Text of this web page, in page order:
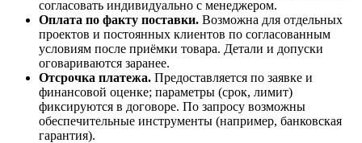
согласовать индивидуально с менеджером.
Оплата по факту поставки. Возможна для отдельных
проектов и постоянных клиентов по согласованным
условиям после приёмки товара. Детали и допуски
оговариваются заранее.
Отсрочка платежа. Предоставляется по заявке и
финансовой оценке; параметры (срок, лимит)
фиксируются в договоре. По запросу возможны
обеспечительные инструменты (например, банковская
гарантия).